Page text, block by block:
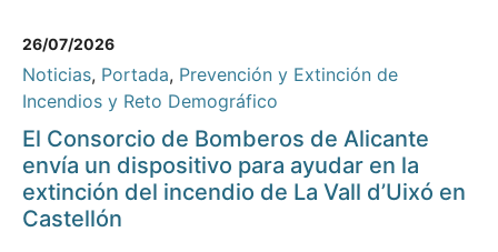
26/07/2026
Noticias, Portada, Prevención y Extinción de
Incendios y Reto Demográfico
El Consorcio de Bomberos de Alicante
envía un dispositivo para ayudar en la
extinción del incendio de La Vall d’Uixó en
Castellón